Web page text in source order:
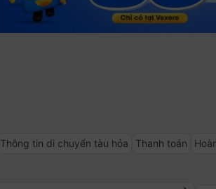
Thông tin di chuyển tàu hỏa Thanh toán